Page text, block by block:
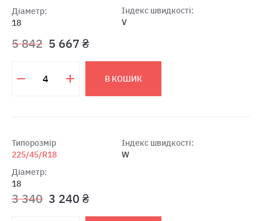
Діаметр:
18
Індекс швидкості:
V
5 842 5 667 ₴
В КОШИК
Типорозмір
225/45/R18
Діаметр:
18
Індекс швидкості:
W
3 340 3 240 ₴